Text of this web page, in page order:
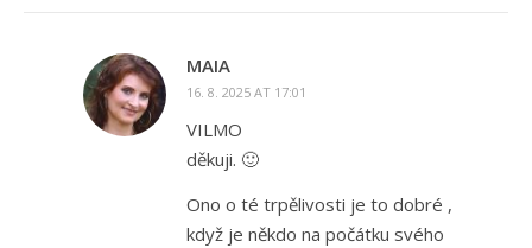
MAIA
16. 8. 2025 AT 17:01
VILMO
děkuji. 🙂
Ono o té trpělivosti je to dobré ,
když je někdo na počátku svého